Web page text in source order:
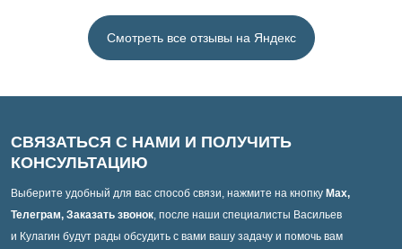
Смотреть все отзывы на Яндекс
СВЯЗАТЬСЯ С НАМИ И ПОЛУЧИТЬ
КОНСУЛЬТАЦИЮ
Выберите удобный для вас способ связи, нажмите на кнопку Max,
Телеграм, Заказать звонок, после наши специалисты Васильев
и Кулагин будут рады обсудить с вами вашу задачу и помочь вам